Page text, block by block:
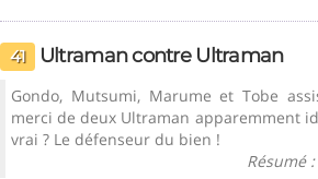
41 Ultraman contre Ultraman
Gondo, Mutsumi, Marume et Tobe
merci de deux Ultraman apparemment
vrai ? Le défenseur du bien !
Résumé